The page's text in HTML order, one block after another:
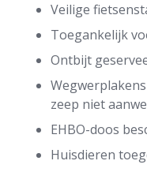
Veilige
Toegankelijk
Ontbijt
zeep niet
EHBO-doos
Huisdieren